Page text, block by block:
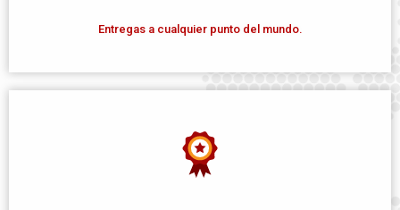
Entregas a cualquier punto del mundo.